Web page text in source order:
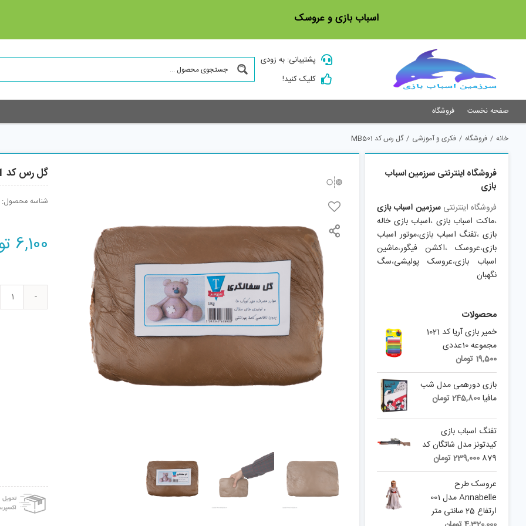
اسباب بازی و عروسک
پشتیبانی: به زودی
کلیک کنید!
صفحه نخست فروشگاه
خانه / فروشگاه / فکری و آموزشی / گل رس کد MB501
گل رس کد MB501
شناسه محصول:
6,100
گل
فروشگاه اینترنتی سرزمین اسباب
بازی
فروشگاه اینترنتیسرزمین اسباب بازی
،ماکت اسباب بازی ،اسباب بازی خاله
بازی،تفنگ اسباب بازی،موتور اسباب
بازی،عروسک،اکشن فیگور،ماشین
اسباب بازی،عروسک پولیشی،سگ
نگهبان
محصولات
خمیر بازی آریا کد 1021
مجموعه 10عددی
19,500 تومان
بازی دورهمی مدل شب
مافیا245,800تومان
تفنگ اسباب بازی
کیدتونز مدل شاتگان کد
879
239,000تومان
عروسک طرح
Annabelle مدل 001
ارتفاع 25 سانتی متر